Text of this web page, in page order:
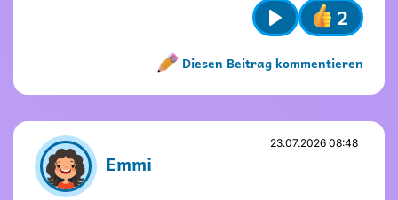
Play
2
Diesen Beitrag kommentieren
Name nicht vergeben
Name und Avatar ändern
Emmi
23.07.2026 08:48